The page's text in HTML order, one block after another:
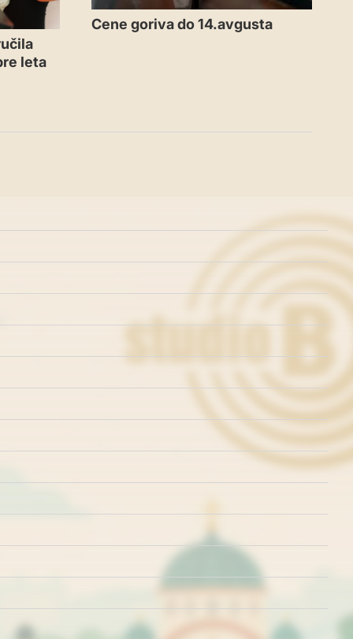
leta
Cene goriva do 14.avgusta